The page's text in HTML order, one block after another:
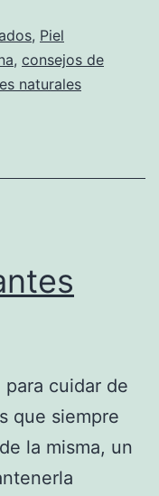
, Piel
, consejos de
naturales
cuidar de
que siempre
la misma, un